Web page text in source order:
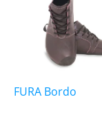
FURA Bordo